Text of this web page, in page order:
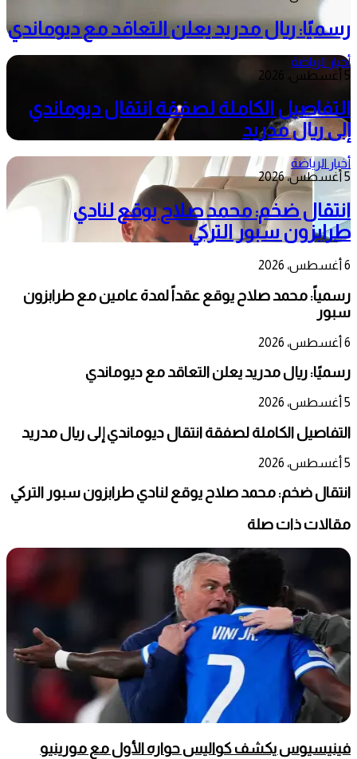
رسميًا: ريال مدريد يعلن التعاقد مع ديوماندي
أخبار الرياضة
5 أغسطس، 2026
التفاصيل الكاملة لصفقة انتقال ديوماندي
إلى ريال مدريد
أخبار الرياضة
5 أغسطس، 2026
انتقال ضخم: محمد صلاح يوقع لنادي
طرابزون سبور التركي
6 أغسطس، 2026
رسمياً: محمد صلاح يوقع عقداً لمدة عامين مع طرابزون
سبور
6 أغسطس، 2026
رسميًا: ريال مدريد يعلن التعاقد مع ديوماندي
5 أغسطس، 2026
التفاصيل الكاملة لصفقة انتقال ديوماندي إلى ريال مدريد
5 أغسطس، 2026
انتقال ضخم: محمد صلاح يوقع لنادي طرابزون سبور التركي
مقالات ذات صلة
فينيسيوس يكشف كواليس حواره الأول مع مورينيو